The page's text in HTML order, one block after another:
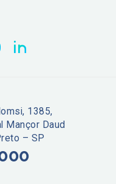
1385,
Mançor Daud
– SP